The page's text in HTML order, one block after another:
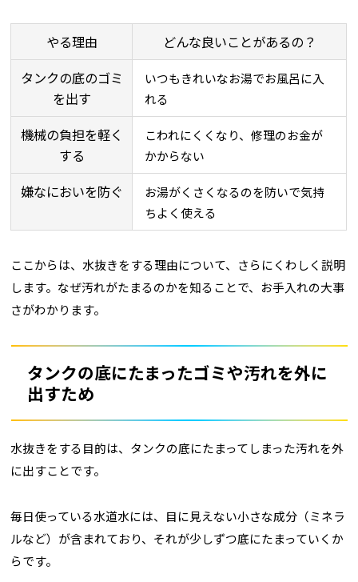
やる理由
どんな良いことがあるの？
タンクの底のゴミ
を出す
いつもきれいなお湯でお風呂に入
れる
機械の負担を軽く
する
こわれにくくなり、修理のお金が
かからない
嫌なにおいを防ぐ
お湯がくさくなるのを防いで気持
ちよく使える
ここからは、水抜きをする理由について、さらにくわしく説明
します。なぜ汚れがたまるのかを知ることで、お手入れの大事
さがわかります。
タンクの底にたまったゴミや汚れを外に
出すため
水抜きをする目的は、タンクの底にたまってしまった汚れを外
に出すことです。
毎日使っている水道水には、目に見えない小さな成分（ミネラ
ルなど）が含まれており、それが少しずつ底にたまっていくか
らです。